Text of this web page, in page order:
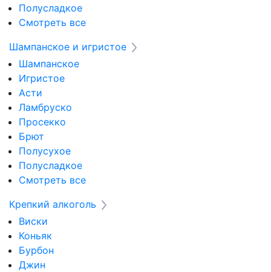
Полусладкое
Смотреть все
Шампанское и игристое
Шампанское
Игристое
Асти
Ламбруско
Просекко
Брют
Полусухое
Полусладкое
Смотреть все
Крепкий алкоголь
Виски
Коньяк
Бурбон
Джин